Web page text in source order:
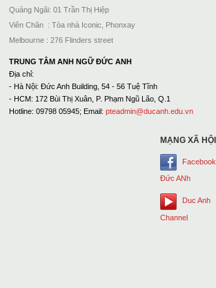
Quảng Ngãi: 01 Trần Thị Hiệp
Viên Chăn : Tòa nhà Iconic, Phonxay
Melbourne : 276 Flinders street
TRUNG TÂM ANH NGỮ ĐỨC ANH
Địa chỉ:
- Hà Nội: Đức Anh Building, 54 - 56 Tuệ Tĩnh
- HCM: 172 Bùi Thị Xuân, P. Phạm Ngũ Lão, Q.1
Hotline: 09798 05945; Email: pteadmin@ducanh.edu.vn
MẠNG XÃ HỘI
Facebook
Đức ANh
Duc Anh
Channel